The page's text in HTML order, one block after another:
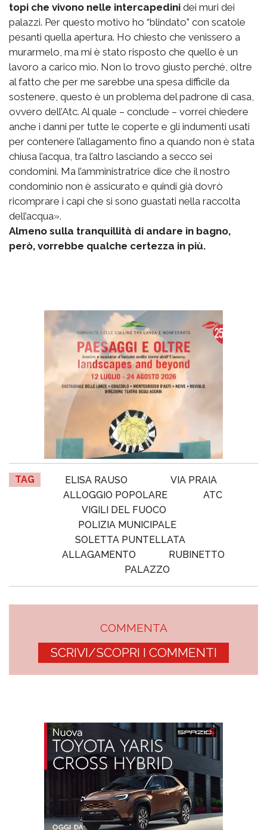
topi che vivono nelle intercapedini dei muri dei
palazzi. Per questo motivo ho “blindato” con scatole
pesanti quella apertura. Ho chiesto che venissero a
murarmelo, ma mi è stato risposto che quello è un
lavoro a carico mio. Non lo trovo giusto perché, oltre
al fatto che per me sarebbe una spesa difficile da
sostenere, questo è un problema del padrone di casa,
ovvero dell’Atc. Al quale – conclude – vorrei chiedere
anche i danni per tutte le coperte e gli indumenti usati
per contenere l’allagamento fino a quando non è stata
chiusa l’acqua, tra l’altro lasciando a secco sei
condomini. Ma l’amministratrice dice che il nostro
condominio non è assicurato e quindi già dovrò
ricomprare i capi che si sono guastati nella raccolta
dell’acqua».
Almeno sulla tranquillità di andare in bagno,
però, vorrebbe qualche certezza in più.
TAG ELISA RAUSO
VIA PRAIA
ALLOGGIO POPOLARE
ATC
VIGILI DEL FUOCO
POLIZIA MUNICIPALE
SOLETTA PUNTELLATA
ALLAGAMENTO
RUBINETTO
PALAZZO
COMMENTA
SCRIVI/SCOPRI I COMMENTI